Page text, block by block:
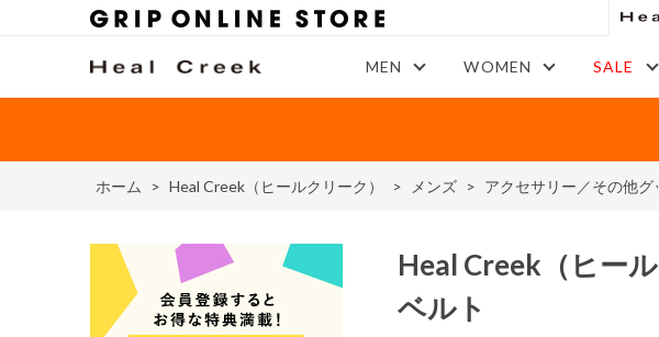
MEN WOMEN SALE
ホーム > Heal Creek（ヒールクリーク） > メンズ > アクセサリー／その他グ
ベルト
Heal Creek （ヒー